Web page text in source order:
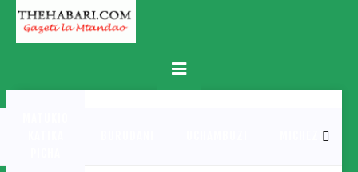
Skip
content
Primary
Menu
MICHEZO